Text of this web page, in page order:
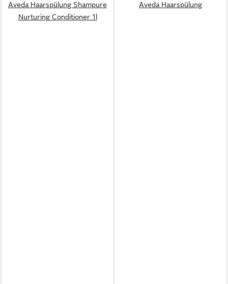
Aveda Haarspülung Shampure
Nurturing Conditioner 1l
Aveda Haarspülung